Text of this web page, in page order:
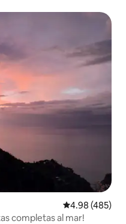
Calificación
4.98 (485)
completas al mar!